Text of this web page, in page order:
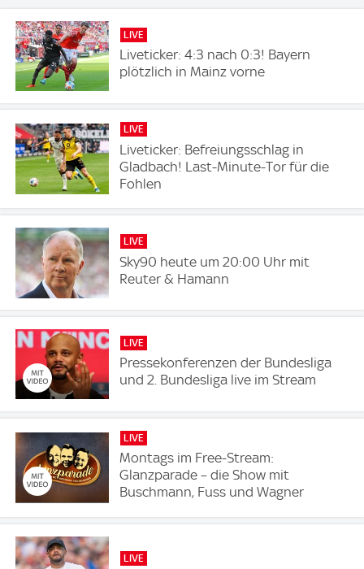
LIVE
Liveticker: 4:3 nach 0:3! Bayern
plötzlich in Mainz vorne
LIVE
Liveticker: Befreiungsschlag in
Gladbach! Last-Minute-Tor für die
Fohlen
LIVE
Sky90 heute um 20:00 Uhr mit
Reuter & Hamann
LIVE
Pressekonferenzen der Bundesliga
und 2. Bundesliga live im Stream
LIVE
Montags im Free-Stream:
Glanzparade – die Show mit
Buschmann, Fuss und Wagner
LIVE